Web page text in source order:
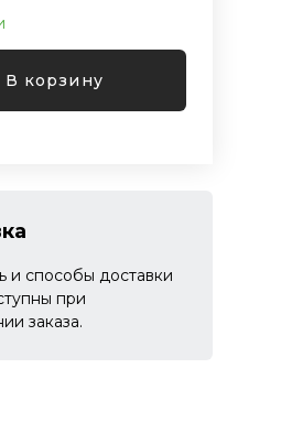
В корзину
и способы доставки
при
заказа.